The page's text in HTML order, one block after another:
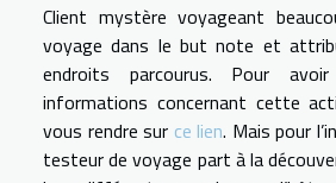
Client mystère voyageant
voyage dans le but note et
endroits parcourus. Pour
informations concernant cette
vous rendre sur ce lien. Mais pour
testeur de voyage part à la